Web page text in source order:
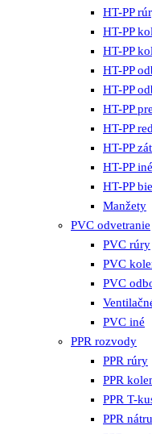
HT-PP
HT-PP
HT-PP
HT-PP
HT-PP
HT-PP
HT-PP
HT-PP
HT-PP iné
HT-PP
Manžety
PVC odvetranie
PVC rúry
PVC
PVC
PVC iné
PPR rozvody
PPR rúry
PPR
PPR T-
PPR